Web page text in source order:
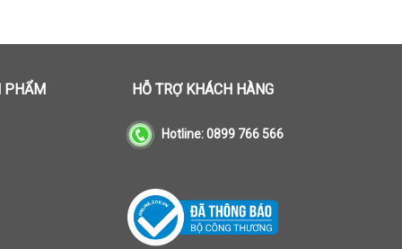
PHẨM HỖ TRỢ KHÁCH HÀNG
Hotline:0899 766 566